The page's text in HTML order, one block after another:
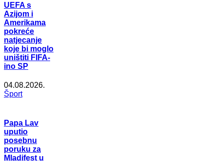
UEFA s
Azijom i
Amerikama
pokreće
natjecanje
koje bi moglo
uništiti FIFA-
ino SP
04.08.2026.
Šport
Papa Lav
uputio
posebnu
poruku za
Mladifest u